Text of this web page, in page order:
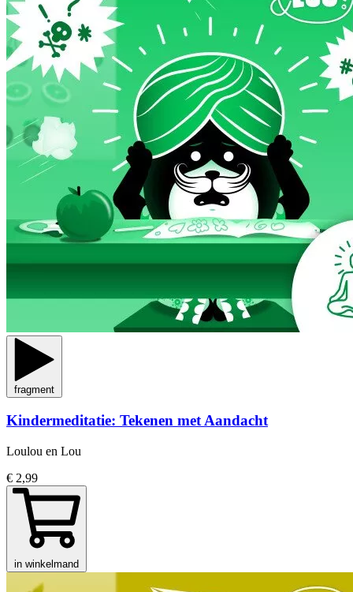
fragment
Kindermeditatie: Tekenen met Aandacht
Loulou en Lou
€ 2,99
in winkelmand